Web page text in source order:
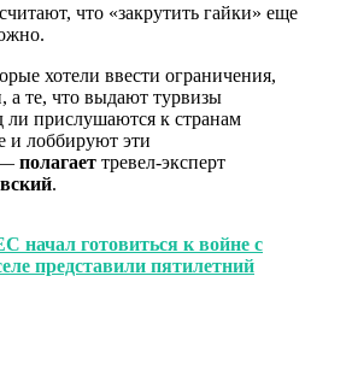
что «закрутить гайки» еще
хотели ввести ограничения,
а те, что выдают турвизы
ли прислушаются к странам
и лоббируют эти
— полагает тревел-эксперт
.
начал готовиться к войне с
представили пятилетний